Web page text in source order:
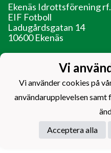
Ekenäs Idrottsförening rf.
EIF Fotboll
Ladugårdsgatan 14
10600 Ekenäs
Powered by
Vi
Vi använder cookies på
användarupplevelsen
Acceptera alla